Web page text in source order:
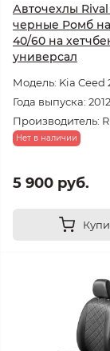
Авточехлы
черные Ромб
40/60 на
универсал
Модель: Kia Ceed
Года выпуска:
Производитель:
Нет в наличии
5 900 руб.